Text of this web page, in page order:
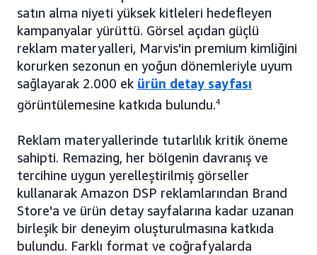
satın alma niyeti yüksek kitleleri hedefleyen
kampanyalar yürüttü. Görsel açıdan güçlü
reklam materyalleri, Marvis'in premium kimliğini
korurken sezonun en yoğun dönemleriyle uyum
sağlayarak 2.000 ek ürün detay sayfası
görüntülemesine katkıda bulundu.4
Reklam materyallerinde tutarlılık kritik öneme
sahipti. Remazing, her bölgenin davranış ve
tercihine uygun yerelleştirilmiş görseller
kullanarak Amazon DSP reklamlarından Brand
Store'a ve ürün detay sayfalarına kadar uzanan
birleşik bir deneyim oluşturulmasına katkıda
bulundu. Farklı format ve coğrafyalarda